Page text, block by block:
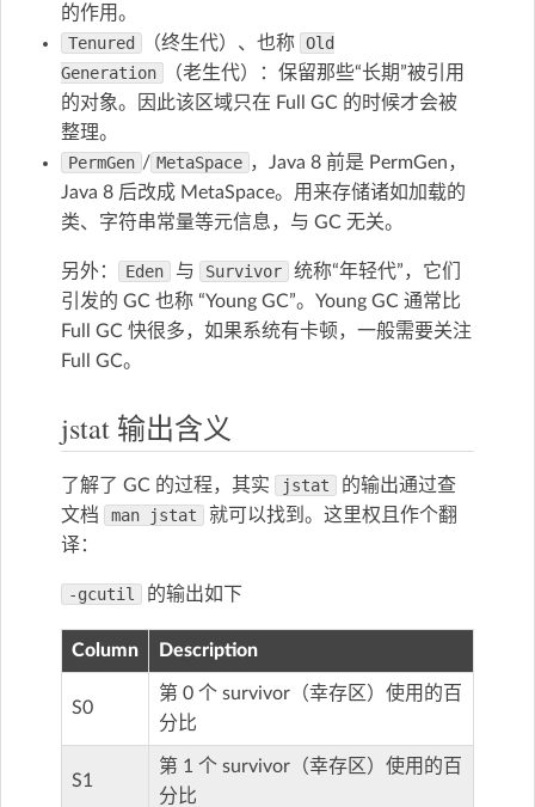
的作用。
Tenured
（终生代）、也称
Old
Generation
（老生代）：保留那些“长期”被引用
的对象。因此该区域只在 Full GC 的时候才会被
整理。
PermGen / MetaSpace ，Java 8 前是 PermGen，
Java 8 后改成 MetaSpace。用来存储诸如加载的
类、字符串常量等元信息，与 GC 无关。
另外： Eden 与 Survivor
统称“年轻代”，它们
引发的 GC 也称 “Young GC”。Young GC 通常比
Full GC 快很多，如果系统有卡顿，一般需要关注
Full GC。
jstat 输出含义
了解了 GC 的过程，其实 jstat
的输出通过查
文档
man jstat
就可以找到。这里权且作个翻
译：
-gcutil 的输出如下
Column Description
S0
第 0 个 survivor（幸存区）使用的百
分比
S1
第 1 个 survivor（幸存区）使用的百
分比